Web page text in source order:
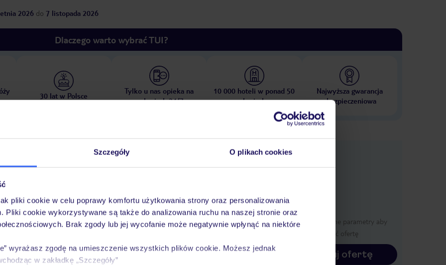
Szczegóły O plikach cookies
pliki cookie w celu poprawy komfortu użytkowania strony oraz personalizowania
Pliki cookie wykorzystywane są także do analizowania ruchu na naszej stronie oraz
Brak zgody lub jej wycofanie może negatywnie wpłynąć na niektóre
wyrażasz zgodę na umieszczenie wszystkich plików cookie. Możesz jednak
w zakładkę „Szczegóły”
2026 do 7 listopada 2026
Dlaczego warto wybrać TUI?
30 lat w Polsce
Tylko u nas opieka na
wakacjach 24/7
10 000 hoteli w ponad 50
krajach
Najwyższa gwarancja
ubezpieczeniowa
Wyżywienie Ważne informacje
piaszczysta
leżaki: w cenie, parasole: w cenie
basen: kryty, podgrzewany: w zależności od
w cenie
basen typu infinity: zewnętrzny, leżaki: w cenie, parasole: w
Określ poszczególne parametry aby
wyświetlić ofertę
Konfiguruj ofertę